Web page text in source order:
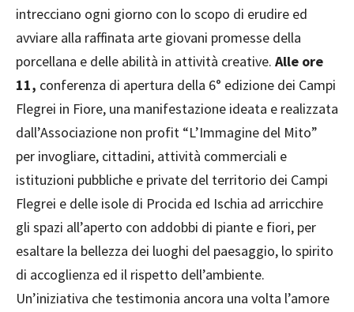
intrecciano ogni giorno con lo scopo di erudire ed
avviare alla raffinata arte giovani promesse della
porcellana e delle abilità in attività creative. Alle ore
11, conferenza di apertura della 6° edizione dei Campi
Flegrei in Fiore, una manifestazione ideata e realizzata
dall’Associazione non profit “L’Immagine del Mito”
per invogliare, cittadini, attività commerciali e
istituzioni pubbliche e private del territorio dei Campi
Flegrei e delle isole di Procida ed Ischia ad arricchire
gli spazi all’aperto con addobbi di piante e fiori, per
esaltare la bellezza dei luoghi del paesaggio, lo spirito
di accoglienza ed il rispetto dell’ambiente.
Un’iniziativa che testimonia ancora una volta l’amore